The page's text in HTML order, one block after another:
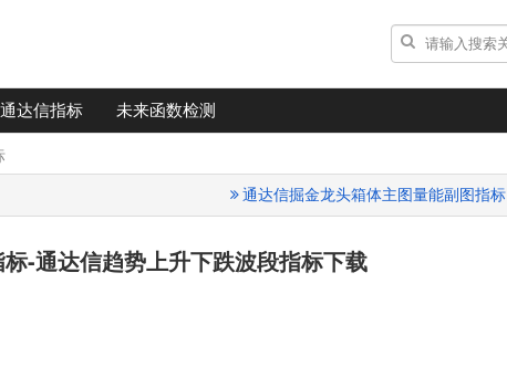
通达信指标 未来函数检测
通达信掘金龙头箱体主图量能副图指标
-通达信趋势上升下跌波段指标下载